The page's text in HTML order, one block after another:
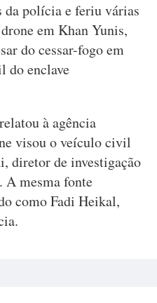
da polícia e feriu várias
em Khan Yunis,
do cessar-fogo em
do enclave
à agência
visou o veículo civil
diretor de investigação
A mesma fonte
como Fadi Heikal,